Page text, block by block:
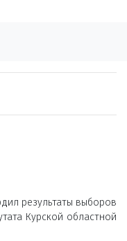
результаты выборов
Курской областной